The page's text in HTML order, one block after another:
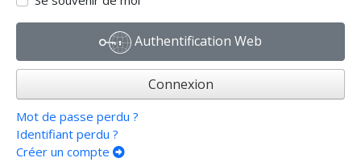
Authentification Web
Connexion
Mot de passe perdu ?
Identifiant perdu ?
Créer un compte